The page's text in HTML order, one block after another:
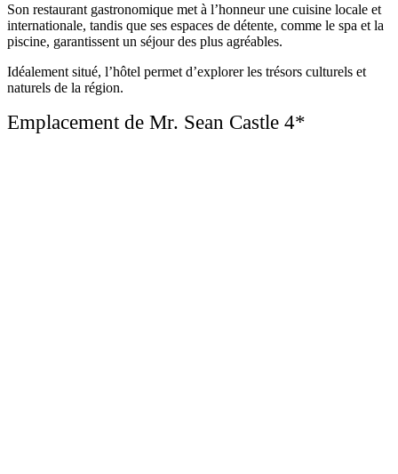
Son restaurant gastronomique met à l’honneur une cuisine locale et
internationale, tandis que ses espaces de détente, comme le spa et la
piscine, garantissent un séjour des plus agréables.
Idéalement situé, l’hôtel permet d’explorer les trésors culturels et
naturels de la région.
Emplacement de Mr. Sean Castle 4*